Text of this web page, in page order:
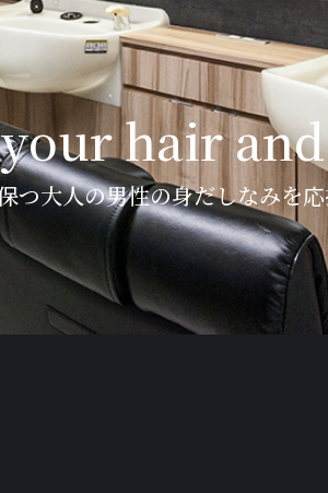
hair
つ大人の男性の身だしなみを